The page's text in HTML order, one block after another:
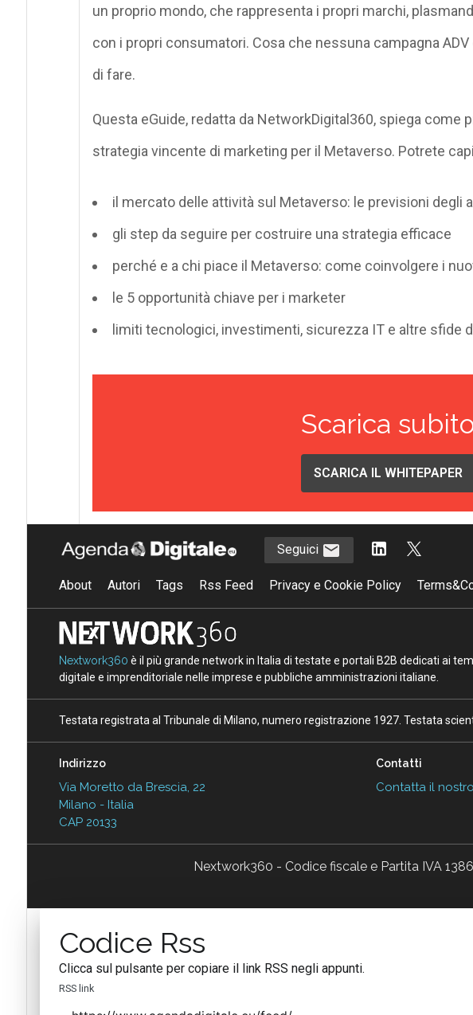
un proprio mondo, che rappresenta i propri marchi,
con i propri consumatori. Cosa che nessuna campagna
di fare.
Questa eGuide, redatta da NetworkDigital360, spiega come
strategia vincente di marketing per il Metaverso. Potrete
il mercato delle attività sul Metaverso: le previsioni degli
gli step da seguire per costruire una strategia efficace
perché e a chi piace il Metaverso: come coinvolgere i
le 5 opportunità chiave per i marketer
limiti tecnologici, investimenti, sicurezza IT e altre sfide
Scarica
SCARICA IL WHITEPAPER
Seguici
About Autori Tags Rss Feed Privacy e Cookie Policy
Nextwork360 è il più grande network in Italia di testate e portali B2B dedicati ai
digitale e imprenditoriale nelle imprese e pubbliche amministrazioni italiane.
Testata registrata al Tribunale di Milano, numero registrazione 1927. Testata
Indirizzo
Via Moretto da Brescia, 22
Milano - Italia
CAP 20133
Contatti
Contatta il
Nextwork360 - Codice fiscale e Partita IVA
Codice Rss
Clicca sul pulsante per copiare il link RSS negli appunti.
RSS link